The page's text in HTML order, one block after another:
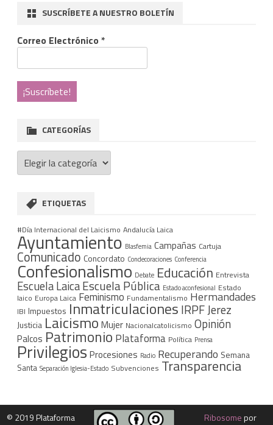
SUSCRÍBETE A NUESTRO BOLETÍN
Correo Electrónico *
CATEGORÍAS
Categorías
ETIQUETAS
#Día Internacional del Laicismo Andalucía Laica
Ayuntamiento Blasfemia Campañas Cartuja
Comunicado Concordato Condecoraciones Conferencia
Confesionalismo Debate Educación Entrevista
Escuela LaicaEscuela Pública Estado aconfesional Estado
laico Europa Laica Feminismo Fundamentalismo Hermandades
IBI Impuestos Inmatriculaciones IRPFJerez
Justicia Laicismo Mujer Nacionalcatolicismo Opinión
Palcos Patrimonio Plataforma Política Prensa
Privilegios Procesiones Radio Recuperando Semana
Santa Separación Iglesia-Estado Subvenciones Transparencia
© 2019 Plataforma Ribosomepor